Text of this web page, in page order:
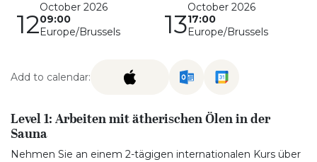
12
October 2026
09:00
Europe/Brussels
13
October 2026
17:00
Europe/Brussels
Add to calendar:
Level 1: Arbeiten mit ätherischen Ölen in der
Sauna
Nehmen Sie an einem 2-tägigen internationalen Kurs über